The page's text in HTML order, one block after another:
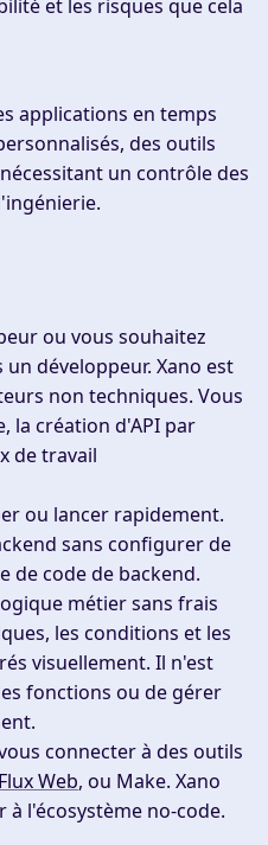
et les risques que cela
applications en temps
des outils
un contrôle des
ou vous souhaitez
développeur. Xano est
non techniques. Vous
la création d'API par
de travail
ou lancer rapidement.
sans configurer de
de code de backend.
métier sans frais
les conditions et les
visuellement. Il n'est
fonctions ou de gérer
connecter à des outils
Flux Web, ou Make. Xano
l'écosystème no-code.